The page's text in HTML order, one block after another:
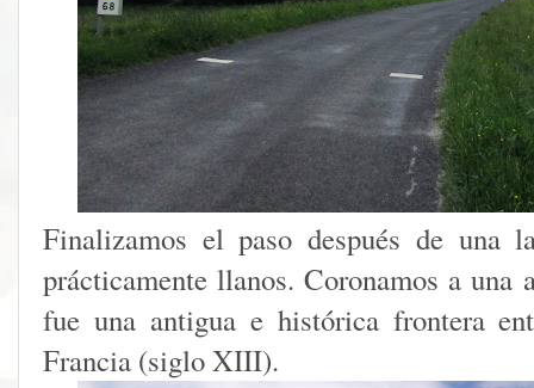
Finalizamos el paso después de una
prácticamente llanos. Coronamos a una
fue una antigua e histórica frontera
Francia (siglo XIII).